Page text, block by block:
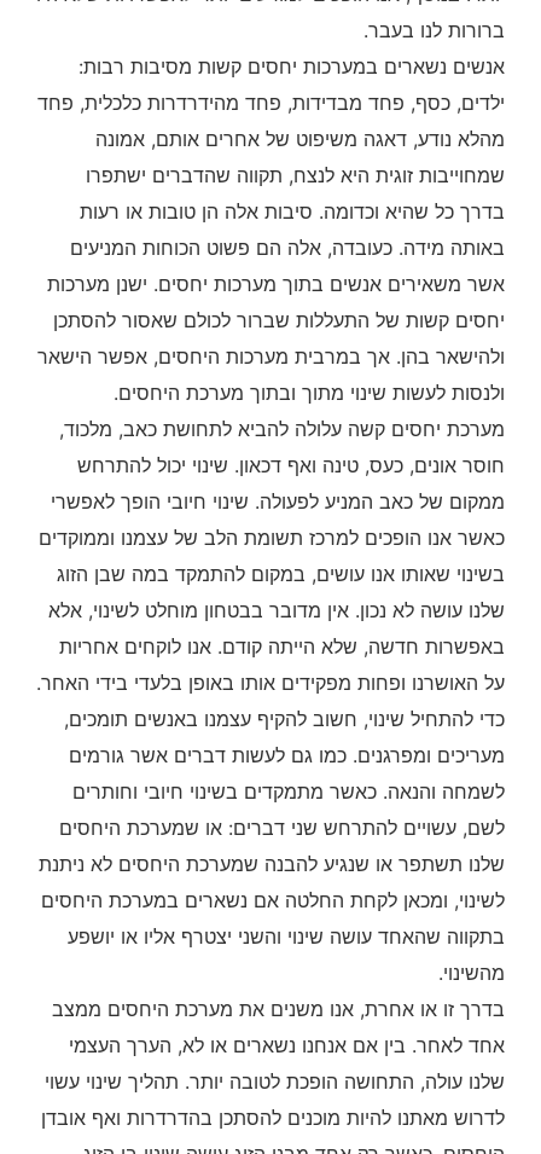
ברורות לנו בעבר.
אנשים נשארים במערכות יחסים קשות מסיבות רבות:
ילדים, כסף, פחד מבדידות, פחד מהידרדרות כלכלית, פחד
מהלא נודע, דאגה משיפוט של אחרים אותם, אמונה
שמחוייבות זוגית היא לנצח, תקווה שהדברים ישתפרו
בדרך כל שהיא וכדומה. סיבות אלה הן טובות או רעות
באותה מידה. כעובדה, אלה הם פשוט הכוחות המניעים
אשר משאירים אנשים בתוך מערכות יחסים. ישנן מערכות
יחסים קשות של התעללות שברור לכולם שאסור להסתכן
ולהישאר בהן. אך במרבית מערכות היחסים, אפשר הישאר
ולנסות לעשות שינוי מתוך ובתוך מערכת היחסים.
מערכת יחסים קשה עלולה להביא לתחושת כאב, מלכוד,
חוסר אונים, כעס, טינה ואף דכאון. שינוי יכול להתרחש
ממקום של כאב המניע לפעולה. שינוי חיובי הופך לאפשרי
כאשר אנו הופכים למרכז תשומת הלב של עצמנו וממוקדים
בשינוי שאותו אנו עושים, במקום להתמקד במה שבן הזוג
שלנו עושה לא נכון. אין מדובר בבטחון מוחלט לשינוי, אלא
באפשרות חדשה, שלא הייתה קודם. אנו לוקחים אחריות
על האושרנו ופחות מפקידים אותו באופן בלעדי בידי האחר.
כדי להתחיל שינוי, חשוב להקיף עצמנו באנשים תומכים,
מעריכים ומפרגנים. כמו גם לעשות דברים אשר גורמים
לשמחה והנאה. כאשר מתמקדים בשינוי חיובי וחותרים
לשם, עשויים להתרחש שני דברים: או שמערכת היחסים
שלנו תשתפר או שנגיע להבנה שמערכת היחסים לא ניתנת
לשינוי, ומכאן לקחת החלטה אם נשארים במערכת היחסים
בתקווה שהאחד עושה שינוי והשני יצטרף אליו או יושפע
מהשינוי.
בדרך זו או אחרת, אנו משנים את מערכת היחסים ממצב
אחד לאחר. בין אם אנחנו נשארים או לא, הערך העצמי
שלנו עולה, התחושה הופכת לטובה יותר. תהליך שינוי עשוי
לדרוש מאתנו להיות מוכנים להסתכן בהדרדרות ואף אובדן